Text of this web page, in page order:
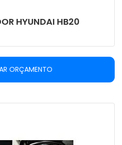
HYUNDAI HB20
ORÇAMENTO